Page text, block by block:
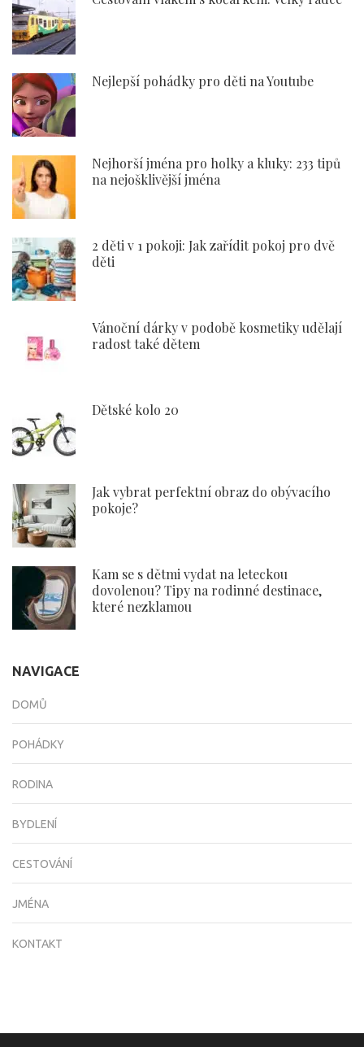
Nejlepší pohádky pro děti na Youtube
Nejhorší jména pro holky a kluky: 233 tipů
na nejošklivější jména
2 děti v 1 pokoji: Jak zařídit pokoj pro dvě
děti
Vánoční dárky v podobě kosmetiky udělají
radost také dětem
Dětské kolo 20
Jak vybrat perfektní obraz do obývacího
pokoje?
Kam se s dětmi vydat na leteckou
dovolenou? Tipy na rodinné destinace,
které nezklamou
NAVIGACE
DOMŮ
POHÁDKY
RODINA
BYDLENÍ
CESTOVÁNÍ
JMÉNA
KONTAKT